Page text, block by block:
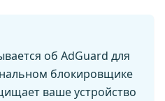
об AdGuard для
блокировщике
ваше устройство